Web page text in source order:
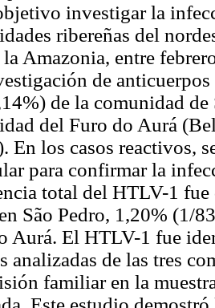
investigar la
ribereñas del
Amazonia, entre
de
de la comunidad
del Furo do Aurá
En los casos reactivos,
para confirmar la
total del HTLV-1
São Pedro, 1,20% (1/
Aurá. El HTLV-1 fue
analizadas de las tres
familiar en la